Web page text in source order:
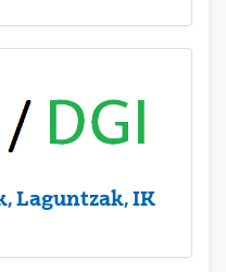
Laguntzak, IK